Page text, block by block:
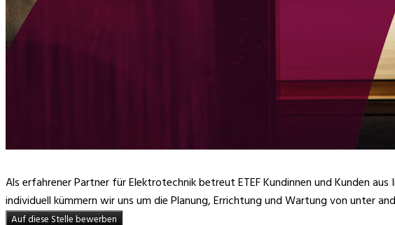
Als erfahrener Partner für Elektrotechnik betreut ETEF Kundinnen und Kunden
individuell kümmern wir uns um die Planung, Errichtung und Wartung von unter
Auf diese Stelle bewerben